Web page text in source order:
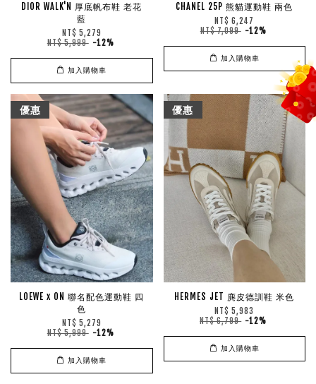
DIOR WALK'N 厚底帆布鞋 老花
藍
NT$ 5,279
NT$ 5,999 -12%
加入購物車
CHANEL 25P 熊貓運動鞋 兩色
NT$ 6,247
NT$ 7,099 -12%
加入購物車
優惠
LOEWE x ON 聯名配色運動鞋 四
色
NT$ 5,279
NT$ 5,999 -12%
加入購物車
優惠
HERMES JET 麂皮德訓鞋 米色
NT$ 5,983
NT$ 6,799 -12%
加入購物車